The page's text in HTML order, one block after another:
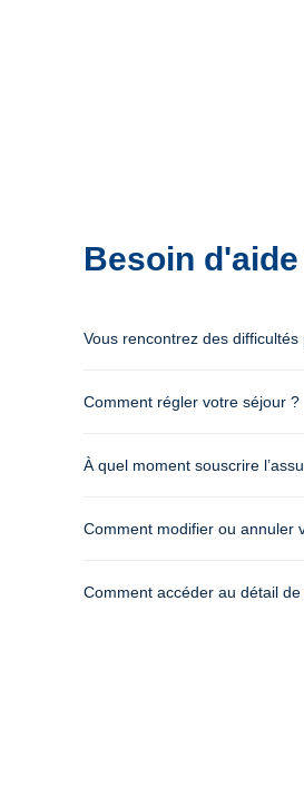
Besoin d'aide
Vous rencontrez des
Comment régler votre séjour ?
À quel moment souscrire
Comment modifier ou annuler
Comment accéder au détail